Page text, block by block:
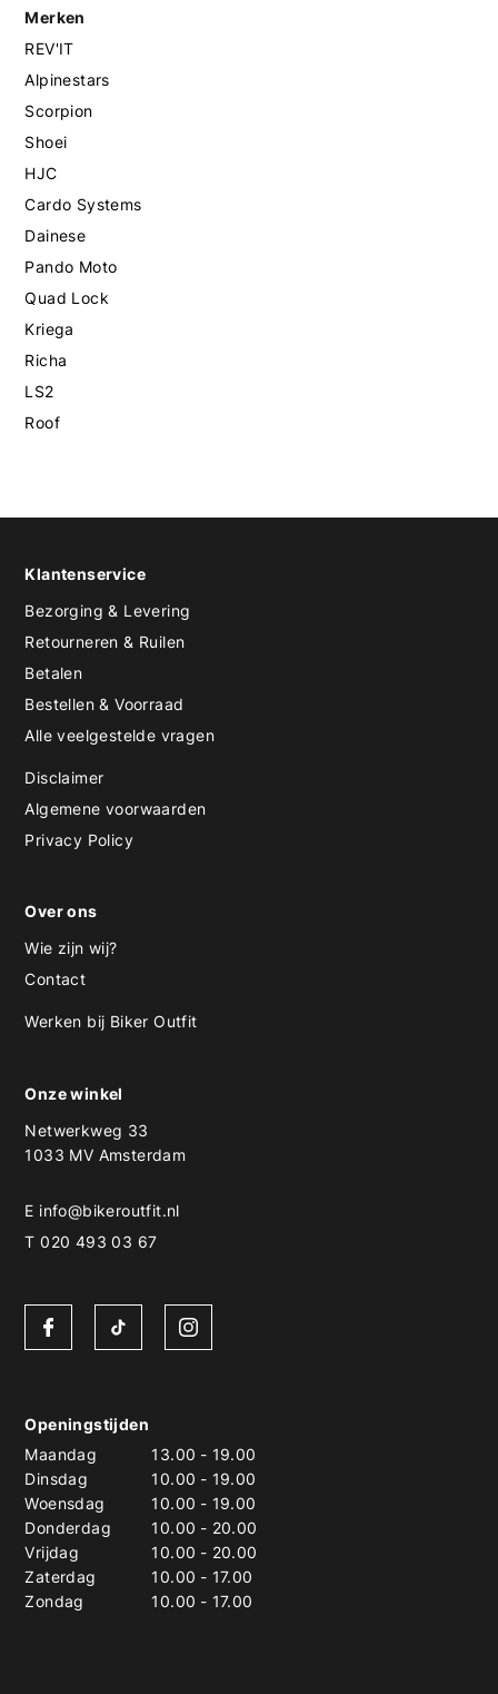
Merken
REV'IT
Alpinestars
Scorpion
Shoei
HJC
Cardo Systems
Dainese
Pando Moto
Quad Lock
Kriega
Richa
LS2
Roof
Klantenservice
Bezorging & Levering
Retourneren & Ruilen
Betalen
Bestellen & Voorraad
Alle veelgestelde vragen
Disclaimer
Algemene voorwaarden
Privacy Policy
Over ons
Wie zijn wij?
Contact
Werken bij Biker Outfit
Onze winkel
Netwerkweg 33
1033 MV Amsterdam
E info@bikeroutfit.nl
T 020 493 03 67
Openingstijden
Maandag
13.00 - 19.00
Dinsdag
10.00 - 19.00
Woensdag
10.00 - 19.00
Donderdag
10.00 - 20.00
Vrijdag
10.00 - 20.00
Zaterdag
10.00 - 17.00
Zondag
10.00 - 17.00